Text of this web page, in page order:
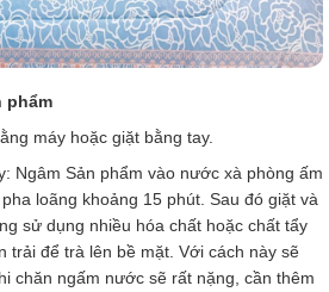
phẩm
máy hoặc giặt bằng tay.
Ngâm Sản phẩm vào nước xà phòng ấm
loãng khoảng 15 phút. Sau đó giặt và
sử dụng nhiều hóa chất hoặc chất tẩy
trải để trà lên bề mặt. Với cách này sẽ
chăn ngấm nước sẽ rất nặng, cần thêm